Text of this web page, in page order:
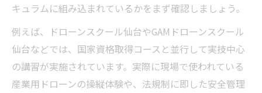
キュラムに組み込まれているかをまず確認しましょう。
例えば、ドローンスクール仙台やGAMドローンスクール
仙台などでは、国家資格取得コースと並行して実技中心
の講習が実施されています。実際に現場で使われている
産業用ドローンの操縦体験や、法規制に即した安全管理